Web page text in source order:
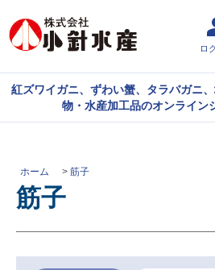
ロ
紅ズワイガニ、ずわい蟹、タラバガニ
物・水産加工品のオンライン
ホーム > 筋子
筋子